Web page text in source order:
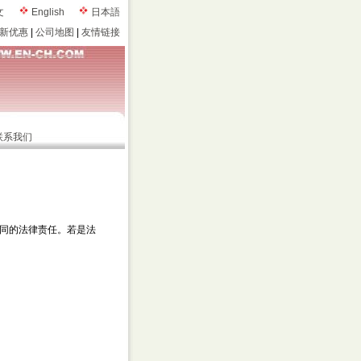
English
日本語
优惠
公司地图 友情链接
系我们
的法律责任。若是法